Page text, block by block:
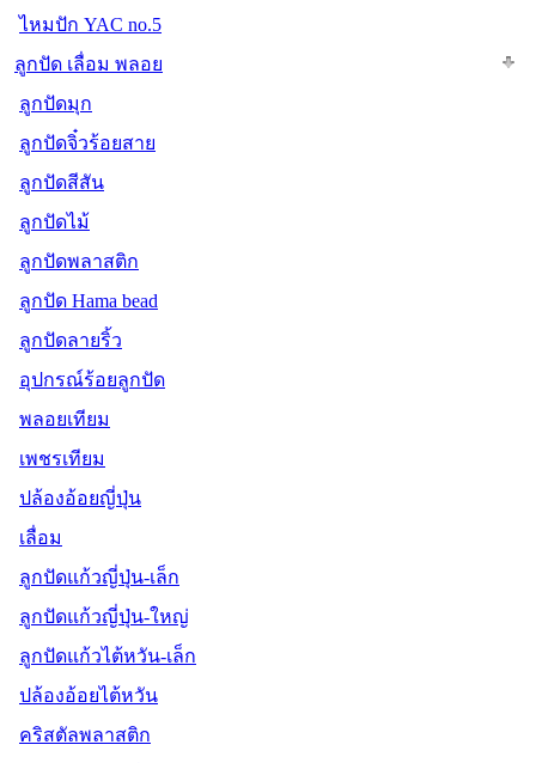
ไหมปัก YAC no.5
ลูกปัด เลื่อม พลอย
ลูกปัดมุก
ลูกปัดจิ๋วร้อยสาย
ลูกปัดสีสัน
ลูกปัดไม้
ลูกปัดพลาสติก
ลูกปัด Hama bead
ลูกปัดลายริ้ว
อุปกรณ์ร้อยลูกปัด
พลอยเทียม
เพชรเทียม
ปล้องอ้อยญี่ปุ่น
เลื่อม
ลูกปัดแก้วญี่ปุ่น-เล็ก
ลูกปัดแก้วญี่ปุ่น-ใหญ่
ลูกปัดแก้วไต้หวัน-เล็ก
ปล้องอ้อยไต้หวัน
คริสตัลพลาสติก